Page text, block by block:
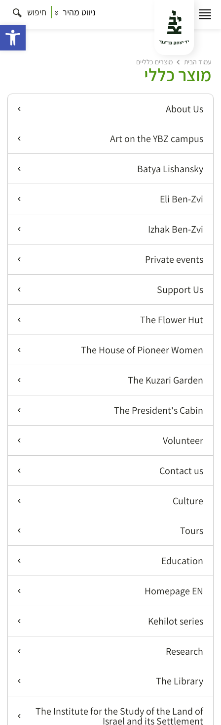
ניווט מהיר חיפוש
עמוד הבית מוצרים כלליים
מוצר כללי
About Us
Art on the YBZ campus
Batya Lishansky
Eli Ben-Zvi
Izhak Ben-Zvi
Private events
Support Us
The Flower Hut
The House of Pioneer Women
The Kuzari Garden
The President's Cabin
Volunteer
Contact us
Culture
Tours
Education
Homepage EN
Kehilot series
Research
The Library
The Institute for the Study of the Land of
Israel and its Settlement